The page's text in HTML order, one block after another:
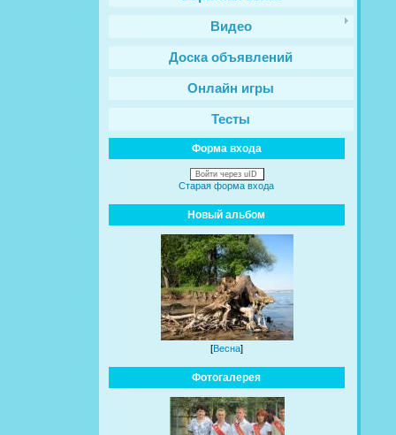
Видео
Доска объявлений
Онлайн игры
Тесты
Форма входа
Войти через uID
Старая форма входа
Новый альбом
[Весна]
Фотогалерея